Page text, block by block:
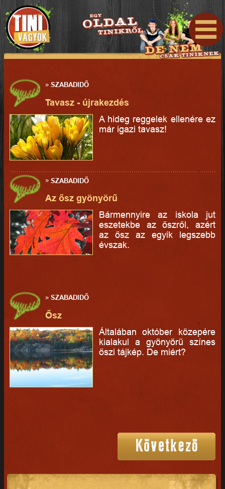
»SZABADIDŐ
Tavasz - újrakezdés
A hideg reggelek ellenére ez
már igazi tavasz!
»SZABADIDŐ
Az ősz gyönyörű
Bármennyire az iskola jut
eszetekbe az őszről, azért
az ősz az egyik legszebb
évszak.
»SZABADIDŐ
Ősz
Általában október közepére
kialakul a gyönyörű színes
őszi tájkép. De miért?